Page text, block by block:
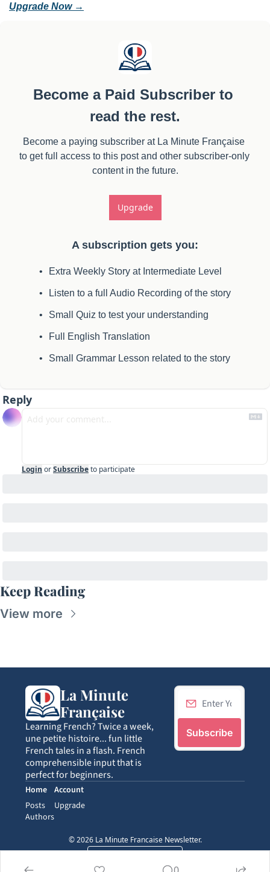
Upgrade Now →
Become a Paid Subscriber to
read the rest.
Become a paying subscriber at La Minute Française
to get full access to this post and other subscriber-only
content in the future.
Upgrade
A subscription gets you:
Extra Weekly Story at Intermediate Level
Listen to a full Audio Recording of the story
Small Quiz to test your understanding
Full English Translation
Small Grammar Lesson related to the story
Reply
Login orSubscribeto participate
Keep Reading
View more
La Minute
Française
Learning French? Twice a week,
une petite histoire... fun little
French tales in a flash. French
comprehensible input that is
perfect for beginners.
Subscribe
Home
Posts
Authors
Account
Upgrade
© 2026 La Minute Francaise Newsletter.